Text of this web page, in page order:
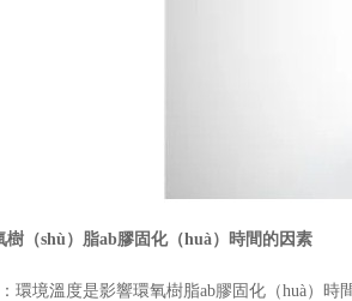
樹（shù）脂ab膠固化（huà）時間的因素
環境溫度是影響環氧樹脂ab膠固化（huà）時